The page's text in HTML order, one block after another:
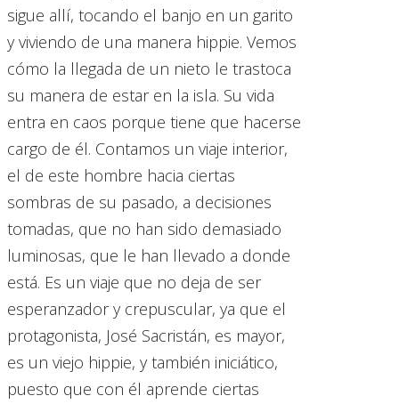
sigue allí, tocando el banjo en un garito
y viviendo de una manera hippie. Vemos
cómo la llegada de un nieto le trastoca
su manera de estar en la isla. Su vida
entra en caos porque tiene que hacerse
cargo de él. Contamos un viaje interior,
el de este hombre hacia ciertas
sombras de su pasado, a decisiones
tomadas, que no han sido demasiado
luminosas, que le han llevado a donde
está. Es un viaje que no deja de ser
esperanzador y crepuscular, ya que el
protagonista, José Sacristán, es mayor,
es un viejo hippie, y también iniciático,
puesto que con él aprende ciertas